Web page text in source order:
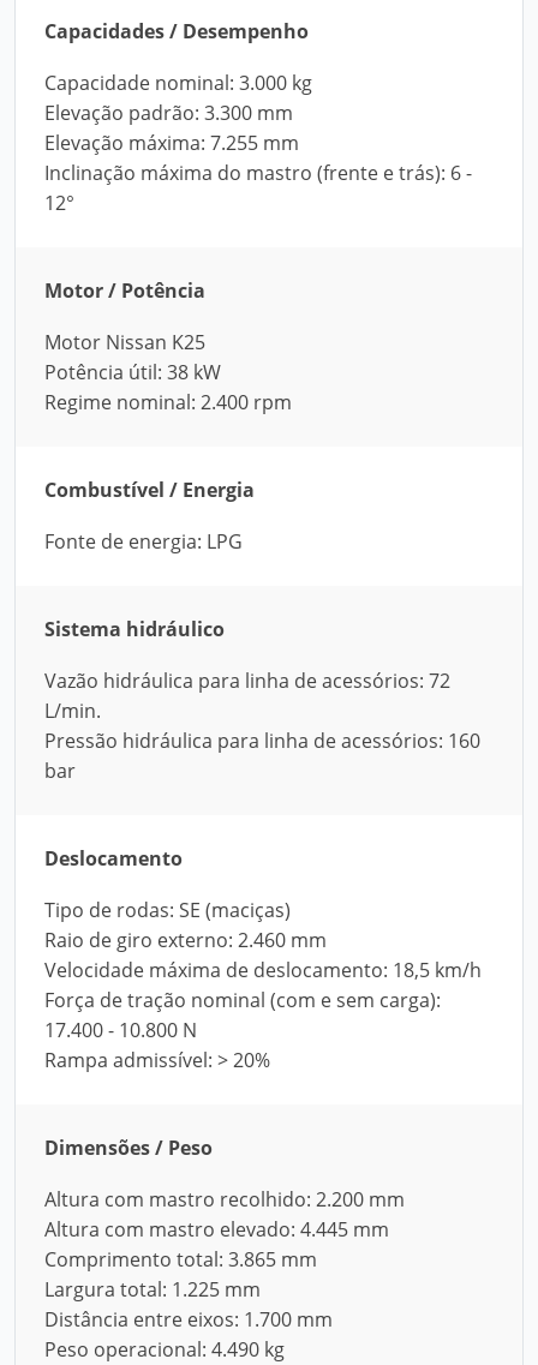
Capacidades / Desempenho
Capacidade nominal: 3.000 kg
Elevação padrão: 3.300 mm
Elevação máxima: 7.255 mm
Inclinação máxima do mastro (frente e trás): 6 -
12°
Motor / Potência
Motor Nissan K25
Potência útil: 38 kW
Regime nominal: 2.400 rpm
Combustível / Energia
Fonte de energia: LPG
Sistema hidráulico
Vazão hidráulica para linha de acessórios: 72
L/min.
Pressão hidráulica para linha de acessórios: 160
bar
Deslocamento
Tipo de rodas: SE (maciças)
Raio de giro externo: 2.460 mm
Velocidade máxima de deslocamento: 18,5 km/h
Força de tração nominal (com e sem carga):
17.400 - 10.800 N
Rampa admissível: > 20%
Dimensões / Peso
Altura com mastro recolhido: 2.200 mm
Altura com mastro elevado: 4.445 mm
Comprimento total: 3.865 mm
Largura total: 1.225 mm
Distância entre eixos: 1.700 mm
Peso operacional: 4.490 kg